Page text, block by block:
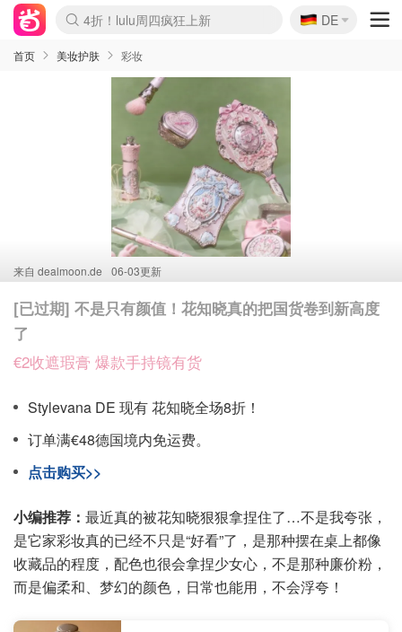
Boticinal 夏促开抢！
4折！lulu周四疯狂上新
还没结束！&OtherStories大促
Joybuy变相75折 随时失效
速领！Stanley独家85折
疑似霸哥！Camper额外叠85折
Zalando 奥莱闪促！每日更新
Moncler反季囤！5折起+叠9折
Coach Brooklyn仅€192
🇩🇪
DE
首页 美妆护肤 彩妆
来自 dealmoon.de 06-03更新
[已过期] 不是只有颜值！花知晓真的把国货卷到新高度
了
€2收遮瑕膏 爆款手持镜有货
Stylevana DE 现有 花知晓全场8折！
订单满€48德国境内免运费。
点击购买>>
小编推荐： 最近真的被花知晓狠狠拿捏住了…不是我夸张，
是它家彩妆真的已经不只是“好看”了，是那种摆在桌上都像
收藏品的程度，配色也很会拿捏少女心，不是那种廉价粉，
而是偏柔和、梦幻的颜色，日常也能用，不会浮夸！